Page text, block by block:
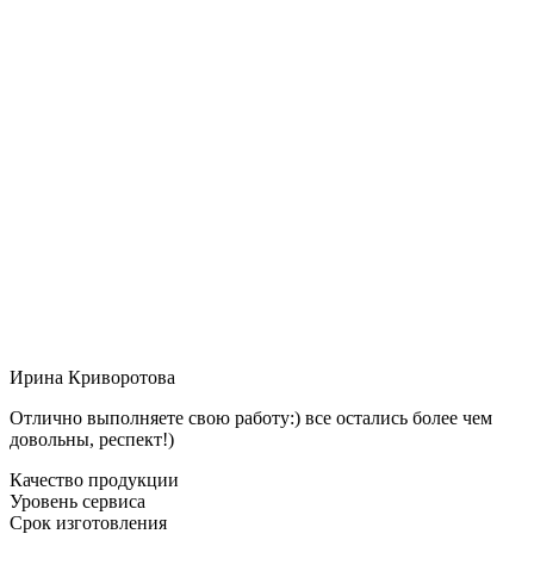
Ирина Криворотова
Отлично выполняете свою работу:) все остались более чем
довольны, респект!)
Качество продукции
Уровень сервиса
Срок изготовления